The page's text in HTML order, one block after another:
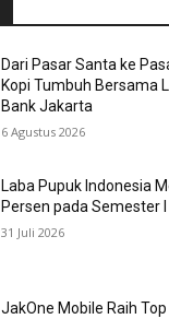
Dari Pasar Santa ke
Kopi Tumbuh Bersama
Bank Jakarta
6 Agustus 2026
Laba Pupuk Indonesia
Persen pada Semester
31 Juli 2026
JakOne Mobile Raih Top